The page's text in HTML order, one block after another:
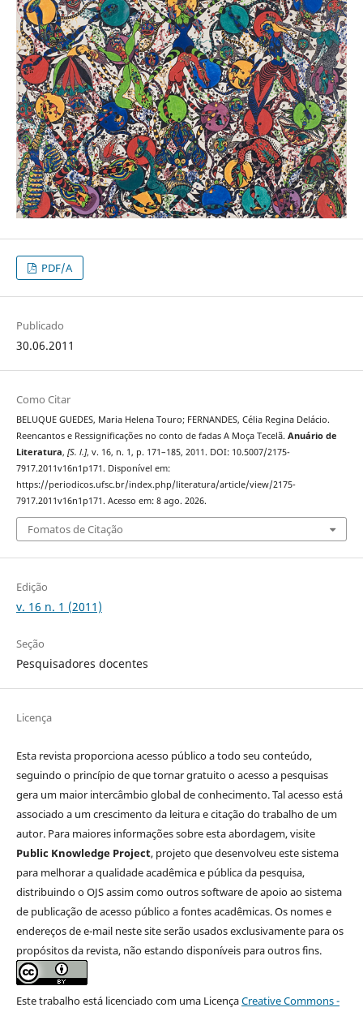
PDF/A
Publicado
30.06.2011
Como Citar
BELUQUE GUEDES, Maria Helena Touro; FERNANDES, Célia Regina Delácio.
Reencantos e Ressignificações no conto de fadas A Moça Tecelã. Anuário de
Literatura, [S. l.], v. 16, n. 1, p. 171–185, 2011. DOI: 10.5007/2175-
7917.2011v16n1p171. Disponível em:
https://periodicos.ufsc.br/index.php/literatura/article/view/2175-
7917.2011v16n1p171. Acesso em: 8 ago. 2026.
Fomatos de Citação
Edição
v. 16 n. 1 (2011)
Seção
Pesquisadores docentes
Licença
Esta revista proporciona acesso público a todo seu conteúdo,
seguindo o princípio de que tornar gratuito o acesso a pesquisas
gera um maior intercâmbio global de conhecimento. Tal acesso está
associado a um crescimento da leitura e citação do trabalho de um
autor. Para maiores informações sobre esta abordagem, visite
Public Knowledge Project, projeto que desenvolveu este sistema
para melhorar a qualidade acadêmica e pública da pesquisa,
distribuindo o OJS assim como outros software de apoio ao sistema
de publicação de acesso público a fontes acadêmicas. Os nomes e
endereços de e-mail neste site serão usados exclusivamente para os
propósitos da revista, não estando disponíveis para outros fins.
Este trabalho está licenciado com uma LicençaCreative Commons -